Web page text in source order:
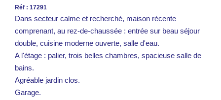
Réf : 17291
Dans secteur calme et recherché, maison récente
comprenant, au rez-de-chaussée : entrée sur beau séjour
double, cuisine moderne ouverte, salle d'eau.
A l'étage : palier, trois belles chambres, spacieuse salle de
bains.
Agréable jardin clos.
Garage.